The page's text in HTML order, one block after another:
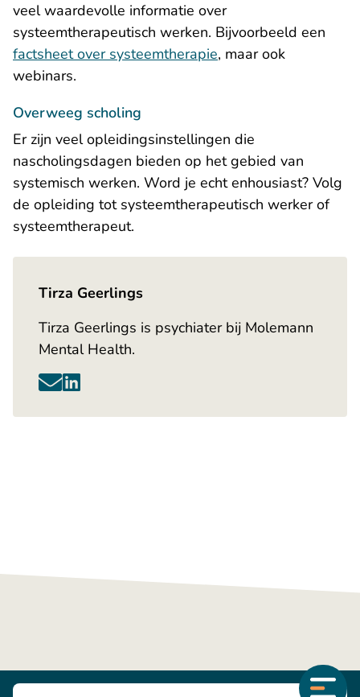
veel waardevolle informatie over
systeemtherapeutisch werken. Bijvoorbeeld een
factsheet over systeemtherapie, maar ook
webinars.
Overweeg scholing
Er zijn veel opleidingsinstellingen die
nascholingsdagen bieden op het gebied van
systemisch werken. Word je echt enhousiast? Volg
de opleiding tot systeemtherapeutisch werker of
systeemtherapeut.
Tirza Geerlings
Tirza Geerlings is psychiater bij Molemann
Mental Health.